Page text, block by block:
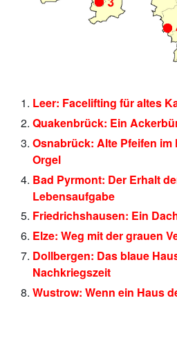
Leer: Facelifting für altes
Quakenbrück: Ein
Osnabrück: Alte Pfeifen im
Orgel
Bad Pyrmont: Der Erhalt
Lebensaufgabe
Friedrichshausen: Ein
Elze: Weg mit der grauen
Dollbergen: Das blaue
Nachkriegszeit
Wustrow: Wenn ein Haus